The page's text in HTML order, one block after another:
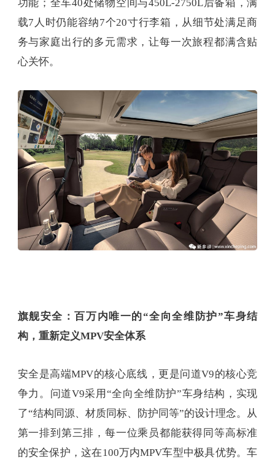
功能；全车40处储物空间与450L-2750L后备箱，满
载7人时仍能容纳7个20寸行李箱，从细节处满足商
务与家庭出行的多元需求，让每一次旅程都满含贴
心关怀。
旗舰安全：百万内唯一的“全向全维防护”车身结
构，重新定义MPV安全体系
安全是高端MPV的核心底线，更是问道V9的核心竞
争力。问道V9采用“全向全维防护”车身结构，实现
了“结构同源、材质同标、防护同等”的设计理念。从
第一排到第三排，每一位乘员都能获得同等高标准
的安全保护，这在100万内MPV车型中极具优势。车